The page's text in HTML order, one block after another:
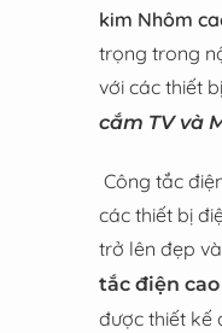
kim Nhôm
trọng trong
với các thiết
cắm TV và
Công tắc
các thiết bị
trở lên đẹp
tắc điện cao
được thiết kế